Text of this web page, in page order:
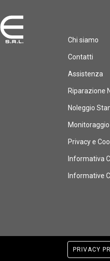
Chi siamo
Contatti
Assistenza
Riparazione
Noleggio
Monitoraggio
Privacy e
Informativa
Informative
PRIVACY